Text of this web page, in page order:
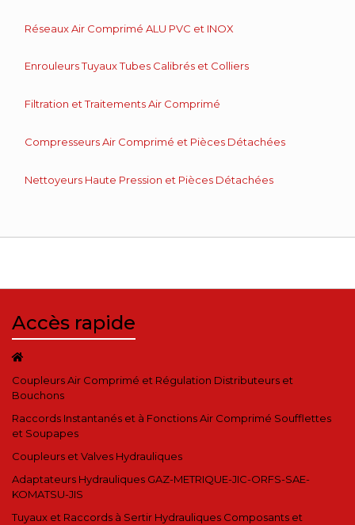
Réseaux Air Comprimé ALU PVC et INOX
Enrouleurs Tuyaux Tubes Calibrés et Colliers
Filtration et Traitements Air Comprimé
Compresseurs Air Comprimé et Pièces Détachées
Nettoyeurs Haute Pression et Pièces Détachées
Accès rapide
Coupleurs Air Comprimé et Régulation Distributeurs et
Bouchons
Raccords Instantanés et à Fonctions Air Comprimé Soufflettes
et Soupapes
Coupleurs et Valves Hydrauliques
Adaptateurs Hydrauliques GAZ-METRIQUE-JIC-ORFS-SAE-
KOMATSU-JIS
Tuyaux et Raccords à Sertir Hydrauliques Composants et